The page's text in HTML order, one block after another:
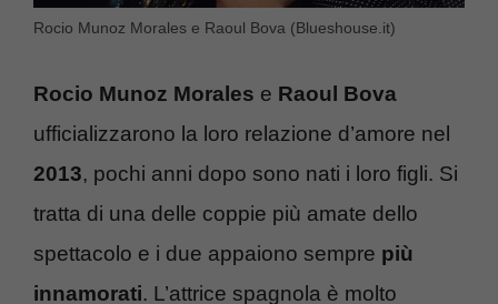
Rocio Munoz Morales e Raoul Bova (Blueshouse.it)
Rocio Munoz Morales e Raoul Bova
ufficializzarono la loro relazione d’amore nel
2013, pochi anni dopo sono nati i loro figli. Si
tratta di una delle coppie più amate dello
spettacolo e i due appaiono sempre più
innamorati. L’attrice spagnola è molto